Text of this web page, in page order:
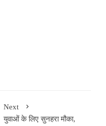
Next
युवाओं के लिए सुनहरा मौका,